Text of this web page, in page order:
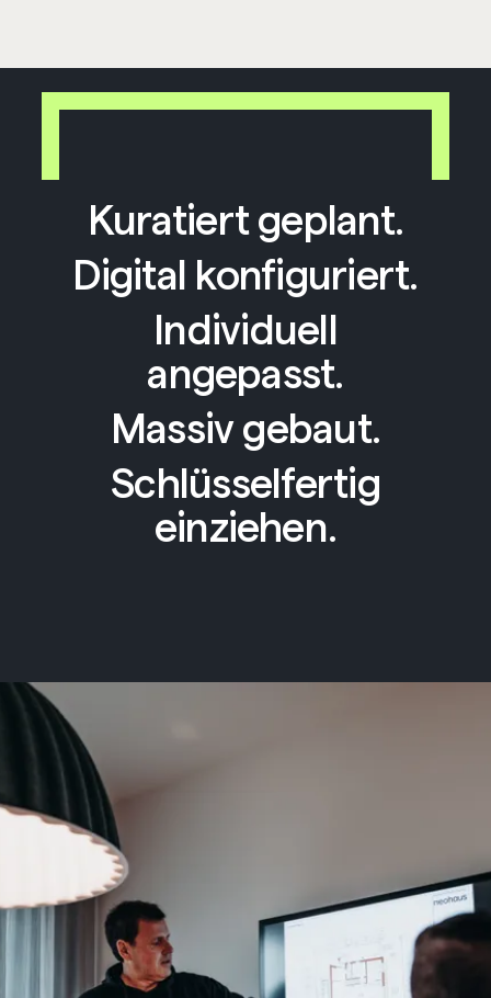
Kuratiert geplant.
Digital konfiguriert.
Individuell
angepasst.
Massiv gebaut.
Schlüsselfertig
einziehen.